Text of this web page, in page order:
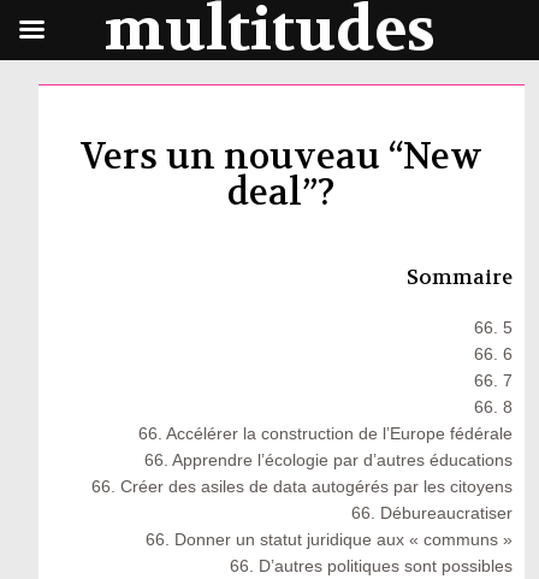
Vers un nouveau “New
deal”?
Sommaire
66. 5
66. 6
66. 7
66. 8
66. Accélérer la construction de l’Europe fédérale
66. Apprendre l’écologie par d’autres éducations
66. Créer des asiles de data autogérés par les citoyens
66. Débureaucratiser
66. Donner un statut juridique aux « communs »
66. D’autres politiques sont possibles
multitudes